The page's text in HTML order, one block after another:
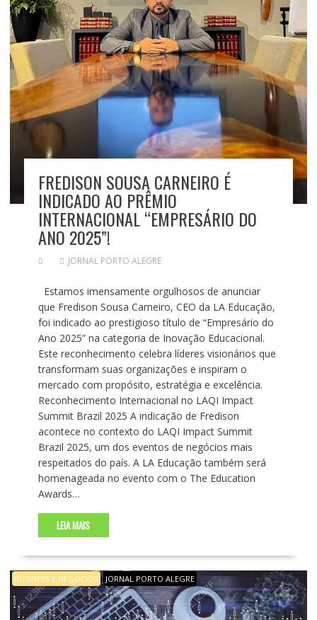
FREDISON SOUSA CARNEIRO É
INDICADO AO PRÊMIO
INTERNACIONAL “EMPRESÁRIO DO
ANO 2025”!
JORNAL PORTO ALEGRE
Estamos imensamente orgulhosos de anunciar
que Fredison Sousa Carneiro, CEO da LA Educação,
foi indicado ao prestigioso título de “Empresário do
Ano 2025” na categoria de Inovação Educacional.
Este reconhecimento celebra líderes visionários que
transformam suas organizações e inspiram o
mercado com propósito, estratégia e excelência.
Reconhecimento Internacional no LAQI Impact
Summit Brazil 2025 A indicação de Fredison
acontece no contexto do LAQI Impact Summit
Brazil 2025, um dos eventos de negócios mais
respeitados do país. A LA Educação também será
homenageada no evento com o The Education
Awards…
LEIA MAIS
BUSINESS E NEGÓCIOS JORNAL PORTO ALEGRE